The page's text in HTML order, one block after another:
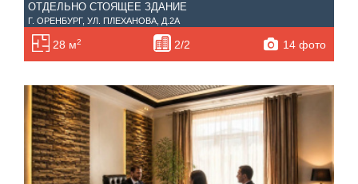
ОТДЕЛЬНО СТОЯЩЕЕ ЗДАНИЕ
Г. ОРЕНБУРГ, УЛ. ПЛЕХАНОВА, Д.2А
28 м2 2/2 14 фото